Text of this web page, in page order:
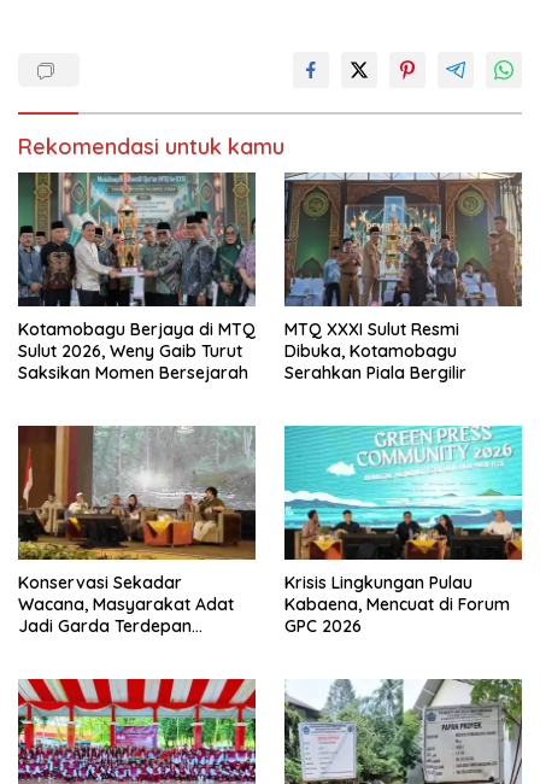
e
d
e
l
a
y
a
n
g
b
a
r
i
e
n
d
e
l
a
y
a
n
g
b
a
u
)
Rekomendasi untuk kamu
Kotamobagu Berjaya di MTQ
Sulut 2026, Weny Gaib Turut
Saksikan Momen Bersejarah
MTQ XXXI Sulut Resmi
Dibuka, Kotamobagu
Serahkan Piala Bergilir
Konservasi Sekadar
Wacana, Masyarakat Adat
Jadi Garda Terdepan
Krisis Lingkungan Pulau
Kabaena, Mencuat di Forum
GPC 2026